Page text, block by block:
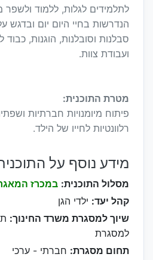
לתלמידים לגלות, ללמוד ולשפר
הנדרשות בחיי היום יום ובדגש
סבלנות וסובלנות, הוגנות, כבוד
ועבודת צוות.
מטרת התוכנית:
פיתוח מיומנויות חברתיות
רלוונטיות לחייו של הילד.
מידע נוסף על
מסלול התוכנית: במכרז
קהל יעד: ילדי הגן
שיוך למסגרת משרד החינוך:
למסגרת
תחום מסגרת: חברתי - ערכי